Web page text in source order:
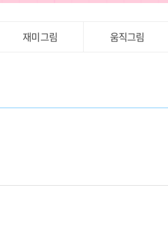
재미그림 움직그림